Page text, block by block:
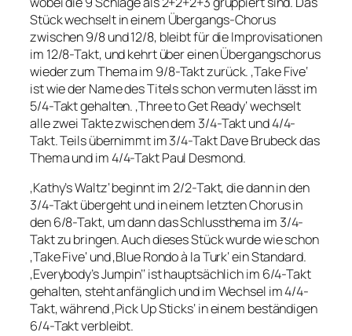
Stück wechselt in einem Übergangs-Chorus
zwischen 9/8 und 12/8, bleibt für die Improvisationen
im 12/8-Takt, und kehrt über einen Übergangschorus
wieder zum Thema im 9/8-Takt zurück. ‚Take Five‘
ist wie der Name des Titels schon vermuten lässt im
5/4-Takt gehalten. ‚Three to Get Ready‘ wechselt
alle zwei Takte zwischen dem 3/4-Takt und 4/4-
Takt. Teils übernimmt im 3/4-Takt Dave Brubeck das
Thema und im 4/4-Takt Paul Desmond.
‚Kathy’s Waltz‘ beginnt im 2/2-Takt, die dann in den
3/4-Takt übergeht und in einem letzten Chorus in
den 6/8-Takt, um dann das Schlussthema im 3/4-
Takt zu bringen. Auch dieses Stück wurde wie schon
‚Take Five‘ und ‚Blue Rondo à la Turk‘ ein Standard.
‚Everybody’s Jumpin’‘ ist hauptsächlich im 6/4-Takt
gehalten, steht anfänglich und im Wechsel im 4/4-
Takt, während ‚Pick Up Sticks‘ in einem beständigen
6/4-Takt verbleibt.